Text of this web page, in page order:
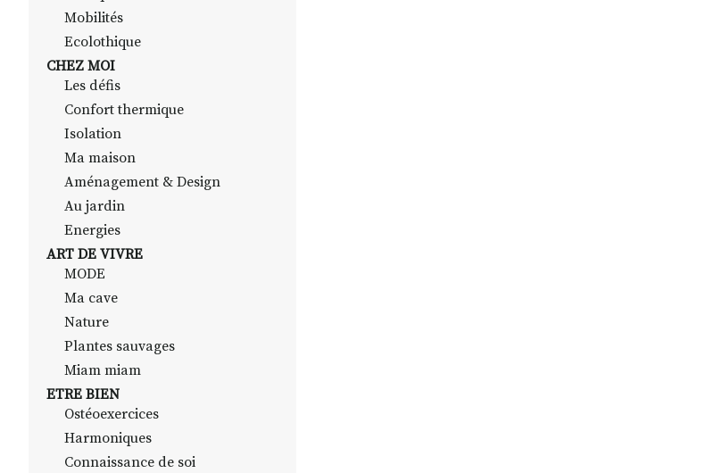
Mobilités
Ecolothique
CHEZ MOI
Les défis
Confort thermique
Isolation
Ma maison
Aménagement & Design
Au jardin
Energies
ART DE VIVRE
MODE
Ma cave
Nature
Plantes sauvages
Miam miam
ETRE BIEN
Ostéoexercices
Harmoniques
Connaissance de soi